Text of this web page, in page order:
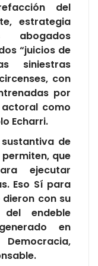
del
estrategia
abogados
“juicios de
siniestras
con
por
como
Echarri.
de
que
ejecutar
Eso Sí para
con su
endeble
en